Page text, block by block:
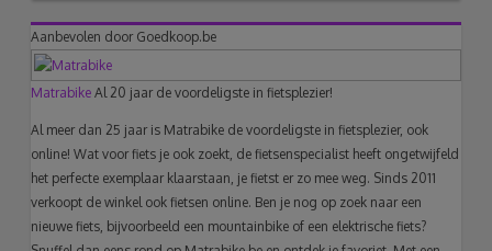
klembord
Aanbevolen door Goedkoop.be
Matrabike Al 20 jaar de voordeligste in fietsplezier!
Al meer dan 25 jaar is Matrabike de voordeligste in fietsplezier, ook
online! Wat voor fiets je ook zoekt, de fietsenspecialist heeft ongetwijfeld
het perfecte exemplaar klaarstaan, je fietst er zo mee weg. Sinds 2011
verkoopt de winkel ook fietsen online. Ben je nog op zoek naar een
nieuwe fiets, bijvoorbeeld een mountainbike of een elektrische fiets?